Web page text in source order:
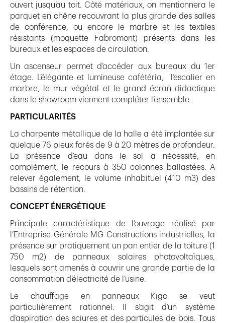
ouvert jusqu’au toit. Côté matériaux, on mentionnera le
parquet en chêne recouvrant la plus grande des salles
de conférence, ou encore le marbre et les textiles
résistants (moquette Fabromont) présents dans les
bureaux et les espaces de circulation.
Un ascenseur permet d’accéder aux bureaux du 1er
étage. L’élégante et lumineuse cafétéria, l’escalier en
marbre, le mur végétal et le grand écran didactique
dans le showroom viennent compléter l’ensemble.
PARTICULARITÉS
La charpente métallique de la halle a été implantée sur
quelque 76 pieux forés de 9 à 20 mètres de profondeur.
La présence d’eau dans le sol a nécessité, en
complément, le recours à 350 colonnes ballastées. A
relever également, le volume inhabituel (410 m3) des
bassins de rétention.
CONCEPT ÉNERGÉTIQUE
Principale caractéristique de l’ouvrage réalisé par
l’Entreprise Générale MG Constructions industrielles, la
présence sur pratiquement un pan entier de la toiture (1
750 m2) de panneaux solaires photovoltaïques,
lesquels sont amenés à couvrir une grande partie de la
consommation d’électricité de l’usine.
Le chauffage en panneaux Kigo se veut
particulièrement rationnel. Il s’agit d’un système
d’aspiration des sciures et des particules de bois. Tous